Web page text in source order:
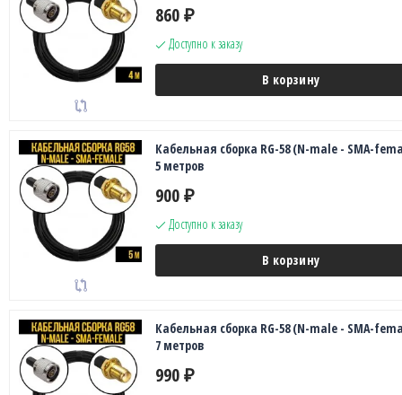
860 ₽
Доступно к заказу
В корзину
Кабельная сборка RG-58 (N-male - SMA-
5 метров
900 ₽
Доступно к заказу
В корзину
Кабельная сборка RG-58 (N-male - SMA-
7 метров
990 ₽